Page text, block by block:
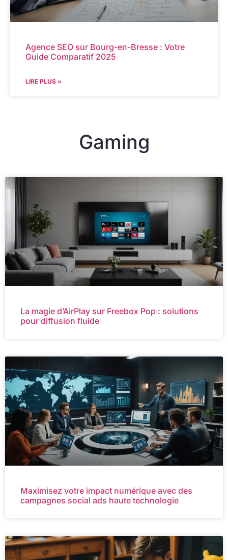
Agence SEO sur Bourg-en-Bresse : Votre
Guide Comparatif 2025
LIRE PLUS »
Gaming
La magie d’AirPlay sur Freebox Pop : solutions
pour diffusion fluide
Maximisez votre impact numérique avec des
campagnes social ads haute technologie